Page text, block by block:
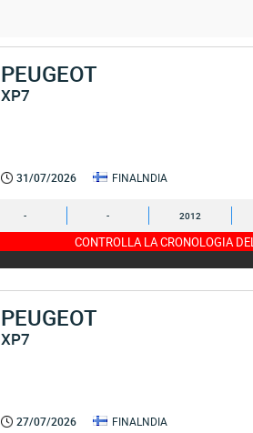
PEUGEOT
XP7
31/07/2026 FINALNDIA
- - 2012
CONTROLLA LA CRONOLOGIA
PEUGEOT
XP7
27/07/2026 FINALNDIA